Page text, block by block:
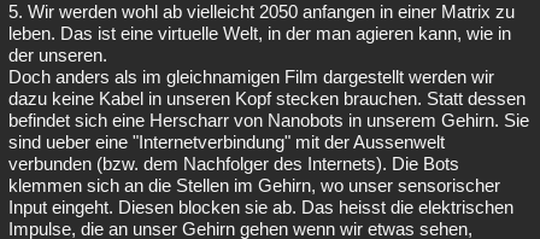
5. Wir werden wohl ab vielleicht 2050 anfangen in einer Matrix zu
leben. Das ist eine virtuelle Welt, in der man agieren kann, wie in
der unseren.
Doch anders als im gleichnamigen Film dargestellt werden wir
dazu keine Kabel in unseren Kopf stecken brauchen. Statt dessen
befindet sich eine Herscharr von Nanobots in unserem Gehirn. Sie
sind ueber eine "Internetverbindung" mit der Aussenwelt
verbunden (bzw. dem Nachfolger des Internets). Die Bots
klemmen sich an die Stellen im Gehirn, wo unser sensorischer
Input eingeht. Diesen blocken sie ab. Das heisst die elektrischen
Impulse, die an unser Gehirn gehen wenn wir etwas sehen,